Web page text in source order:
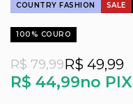
SALE
COUNTRY FASHION
100% COURO
R$ 44,99no PIX
R$ 79,99R$ 49,99